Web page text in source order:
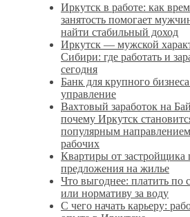
Иркутск в работе: как
занятость помогает
найти стабильный доход
Иркутск — мужской
Сибири: где работать и
сегодня
Банк для крупного
управление
Вахтовый заработок на
почему Иркутск
популярным
рабочих
Квартиры от застройщика
предложения на жилье
Что выгоднее: платить по
или нормативу за воду
С чего начать карьеру: